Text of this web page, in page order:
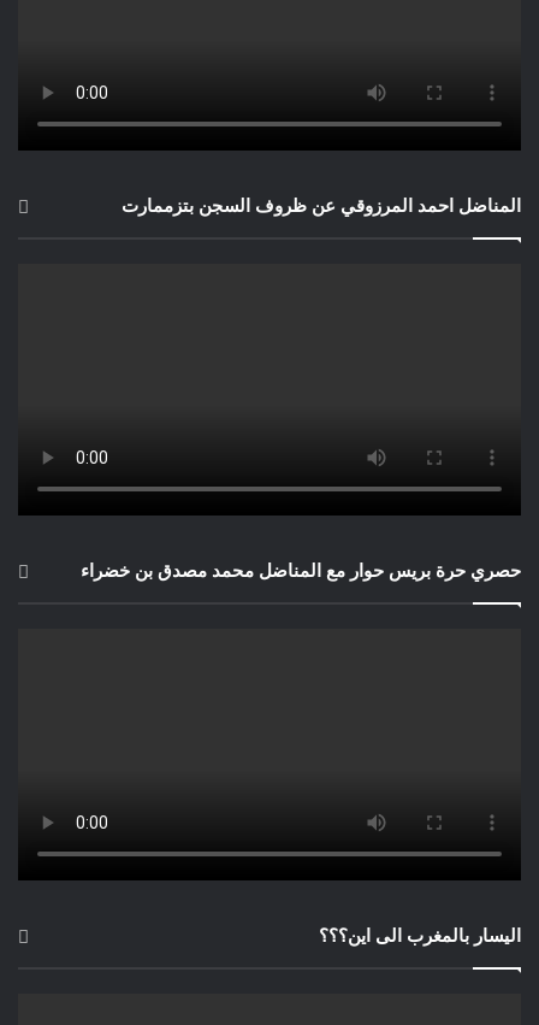
المناضل احمد المرزوقي عن ظروف السجن بتزممارت
حصري حرة بريس حوار مع المناضل محمد مصدق بن خضراء
اليسار بالمغرب الى اين؟؟؟